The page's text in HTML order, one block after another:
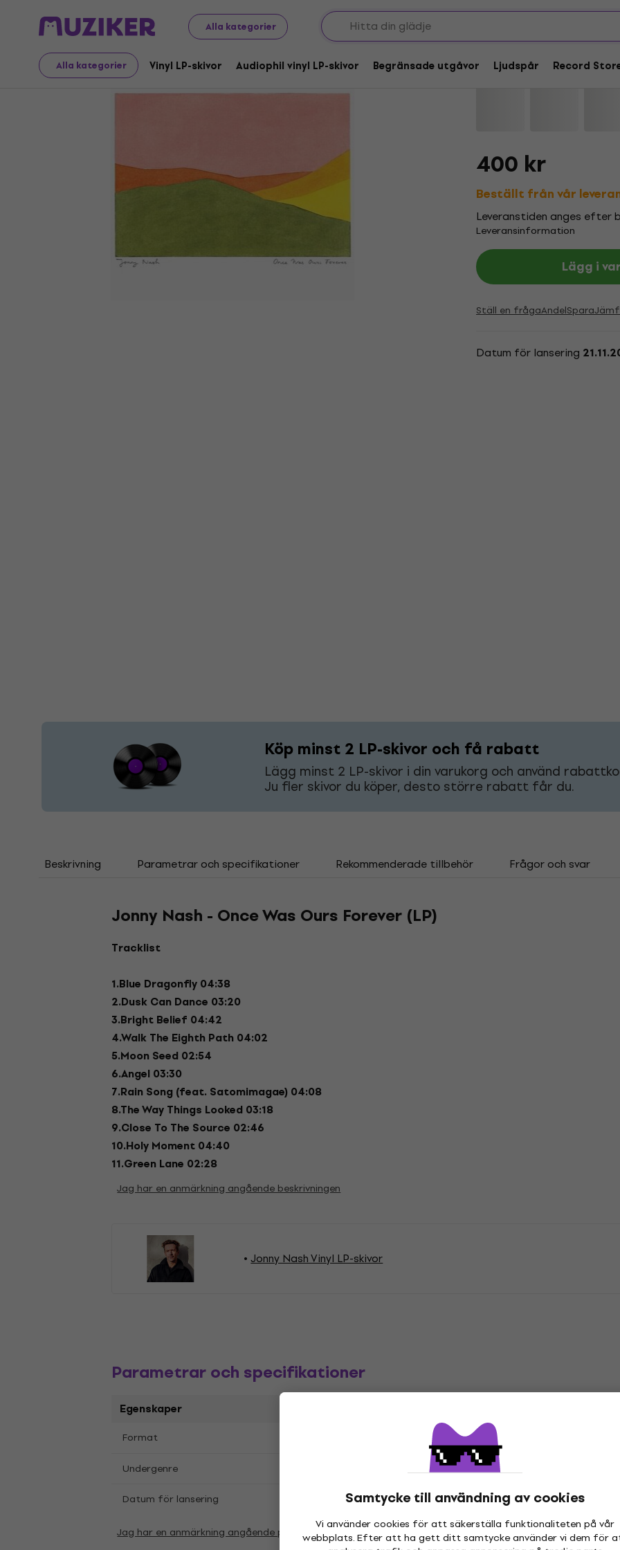
Alla kategorier
Alla kategorier Vinyl LP-skivor Audiophil vinyl LP-skivor Begränsade utgåvor Ljudspår Record
Samtycke till användning av cookies
Vi använder cookies för att säkerställa funktionaliteten på vår
webbplats. Efter att ha gett ditt samtycke använder vi dem för
LP-skivor och CD-skivor Vinyl LP-skivor
Jonny Nash - Once
Varumärke:Jonny Nash
400 kr
Beställt från vår
Leveranstiden anges efter
Leveransinformation
Lägg i
Ställ en frågaAndelSpara
Datum för lansering
Köp minst 2 LP-skivor och få rabatt
Lägg minst 2 LP-skivor i din varukorg och använd
Ju fler skivor du köper, desto större rabatt får du.
Beskrivning Parametrar och specifikationer Rekommenderade tillbehör Frågor och svar
Jonny Nash - Once Was Ours Forever (LP)
Tracklist
1.Blue Dragonfly 04:38
2.Dusk Can Dance 03:20
3.Bright Belief 04:42
4.Walk The Eighth Path 04:02
5.Moon Seed 02:54
6.Angel 03:30
7.Rain Song (feat. Satomimagae) 04:08
8.The Way Things Looked 03:18
9.Close To The Source 02:46
10.Holy Moment 04:40
11.Green Lane 02:28
Jag har en anmärkning angående beskrivningen
Jonny Nash Vinyl LP-skivor
Parametrar och specifikationer
Egenskaper
Format Genre
Undergenre Utgivningsår
Datum för lansering Etikett
Jag har en anmärkning angående parametrarna